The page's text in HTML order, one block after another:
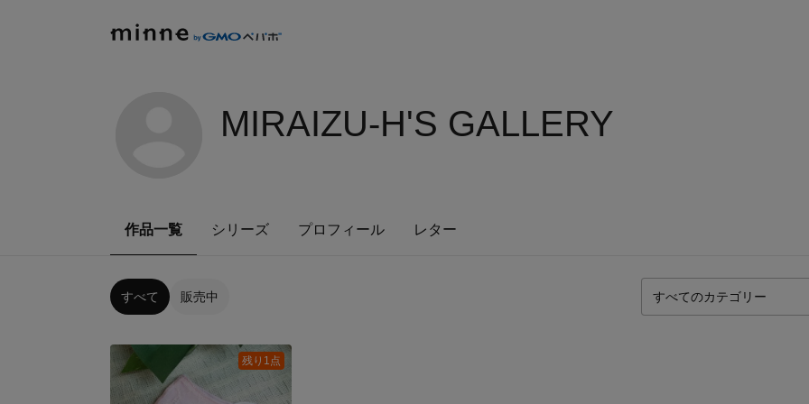
MIRAIZU-H'S GALLERY
作品一覧 シリーズ プロフィール レター
すべて 販売中
残り1点